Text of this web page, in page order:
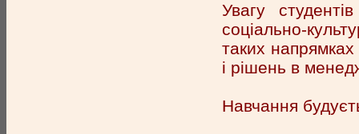
Увагу
соціально-
таких
і рішень в
Навчання